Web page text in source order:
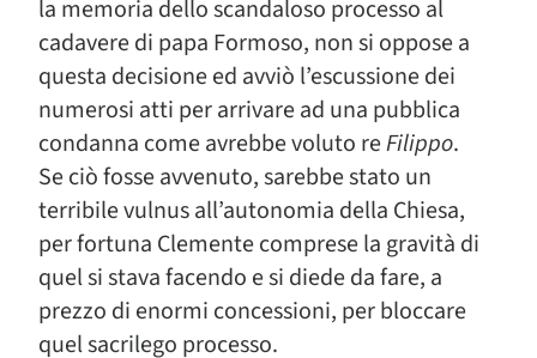
la memoria dello scandaloso processo al
cadavere di papa Formoso, non si oppose a
questa decisione ed avviò l’escussione dei
numerosi atti per arrivare ad una pubblica
condanna come avrebbe voluto reFilippo.
Se ciò fosse avvenuto, sarebbe stato un
terribile vulnus all’autonomia della Chiesa,
per fortuna Clemente comprese la gravità di
quel si stava facendo e si diede da fare, a
prezzo di enormi concessioni, per bloccare
quel sacrilego processo.